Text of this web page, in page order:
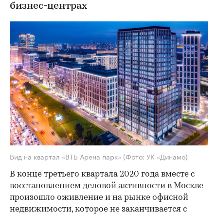
бизнес-центрах
Вид на квартал «ВТБ Арена парк» (Фото: УК «Динамо)
В конце третьего квартала 2020 года вместе с
восстановлением деловой активности в Москве
произошло оживление и на рынке офисной
недвижимости, которое не заканчивается с